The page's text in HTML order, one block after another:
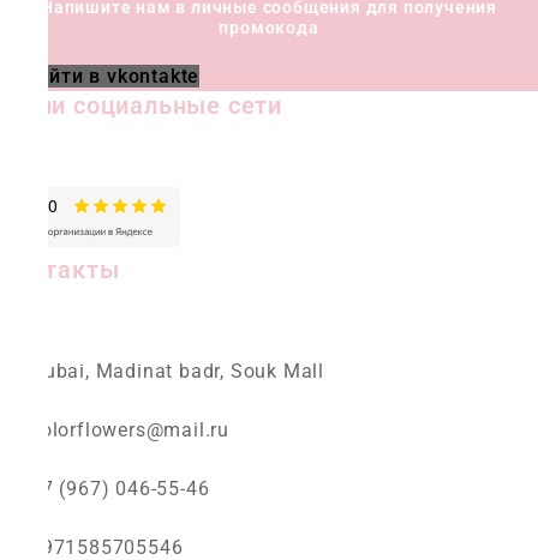
Напишите нам в личные сообщения для получения
промокода
Перейти в vkontakte
Наши социальные сети
Контакты
Dubai, Madinat badr, Souk Mall
colorflowers@mail.ru
+7 (967) 046-55-46
+971585705546